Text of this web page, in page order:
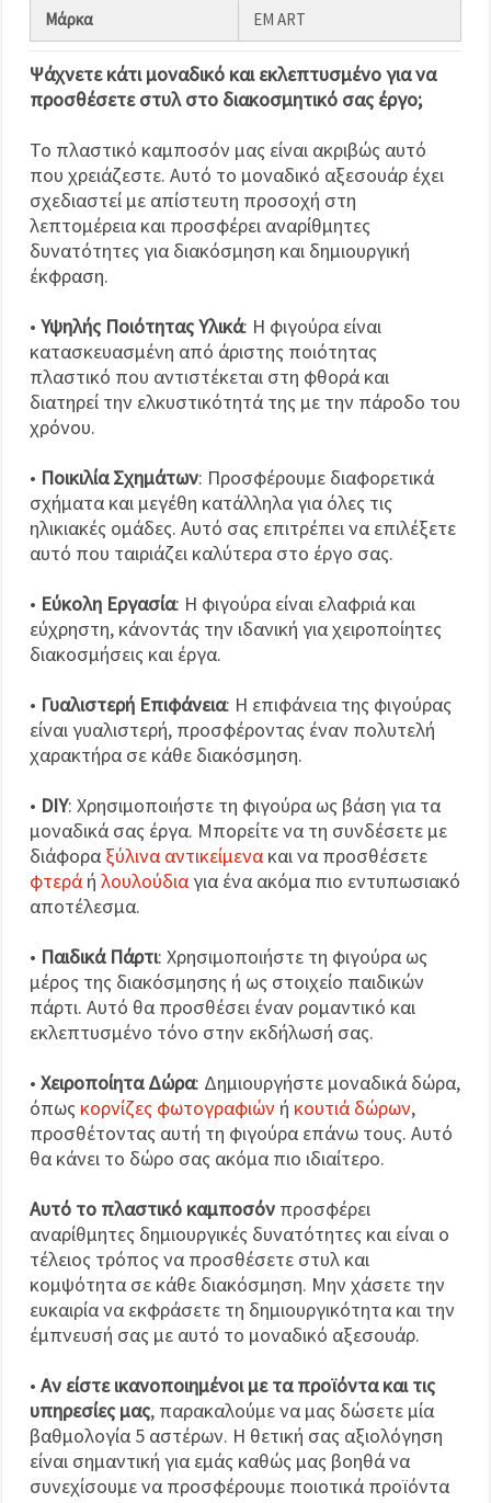
Μάρκα EM ART
Ψάχνετε κάτι μοναδικό και εκλεπτυσμένο για να
προσθέσετε στυλ στο διακοσμητικό σας έργο;
Το πλαστικό καμποσόν μας είναι ακριβώς αυτό
που χρειάζεστε. Αυτό το μοναδικό αξεσουάρ έχει
σχεδιαστεί με απίστευτη προσοχή στη
λεπτομέρεια και προσφέρει αναρίθμητες
δυνατότητες για διακόσμηση και δημιουργική
έκφραση.
• Υψηλής Ποιότητας Υλικά: Η φιγούρα είναι
κατασκευασμένη από άριστης ποιότητας
πλαστικό που αντιστέκεται στη φθορά και
διατηρεί την ελκυστικότητά της με την πάροδο του
χρόνου.
• Ποικιλία Σχημάτων: Προσφέρουμε διαφορετικά
σχήματα και μεγέθη κατάλληλα για όλες τις
ηλικιακές ομάδες. Αυτό σας επιτρέπει να επιλέξετε
αυτό που ταιριάζει καλύτερα στο έργο σας.
• Εύκολη Εργασία: Η φιγούρα είναι ελαφριά και
εύχρηστη, κάνοντάς την ιδανική για χειροποίητες
διακοσμήσεις και έργα.
• Γυαλιστερή Επιφάνεια: Η επιφάνεια της φιγούρας
είναι γυαλιστερή, προσφέροντας έναν πολυτελή
χαρακτήρα σε κάθε διακόσμηση.
• DIY: Χρησιμοποιήστε τη φιγούρα ως βάση για τα
μοναδικά σας έργα. Μπορείτε να τη συνδέσετε με
διάφορα ξύλινα αντικείμενα και να προσθέσετε
φτερά ή λουλούδιαγια ένα ακόμα πιο εντυπωσιακό
αποτέλεσμα.
• Παιδικά Πάρτι: Χρησιμοποιήστε τη φιγούρα ως
μέρος της διακόσμησης ή ως στοιχείο παιδικών
πάρτι. Αυτό θα προσθέσει έναν ρομαντικό και
εκλεπτυσμένο τόνο στην εκδήλωσή σας.
• Χειροποίητα Δώρα: Δημιουργήστε μοναδικά δώρα,
όπως κορνίζες φωτογραφιών ή κουτιά δώρων,
προσθέτοντας αυτή τη φιγούρα επάνω τους. Αυτό
θα κάνει το δώρο σας ακόμα πιο ιδιαίτερο.
Αυτό το πλαστικό καμποσόν προσφέρει
αναρίθμητες δημιουργικές δυνατότητες και είναι ο
τέλειος τρόπος να προσθέσετε στυλ και
κομψότητα σε κάθε διακόσμηση. Μην χάσετε την
ευκαιρία να εκφράσετε τη δημιουργικότητα και την
έμπνευσή σας με αυτό το μοναδικό αξεσουάρ.
• Αν είστε ικανοποιημένοι με τα προϊόντα και τις
υπηρεσίες μας, παρακαλούμε να μας δώσετε μία
βαθμολογία 5 αστέρων. Η θετική σας αξιολόγηση
είναι σημαντική για εμάς καθώς μας βοηθά να
συνεχίσουμε να προσφέρουμε ποιοτικά προϊόντα